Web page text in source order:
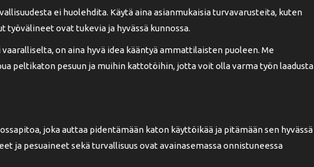
ei huolehdita. Käytä aina asianmukaisia turvavarusteita, kuten
ovat tukevia ja hyvässä kunnossa.
on aina hyvä idea kääntyä ammattilaisten puoleen. Me
peltikaton pesuun ja muihin kattotöihin, jotta voit olla varma työn laadusta
joka auttaa pidentämään katon käyttöikää ja pitämään sen hyvässä
ja pesuaineet sekä turvallisuus ovat avainasemassa onnistuneessa